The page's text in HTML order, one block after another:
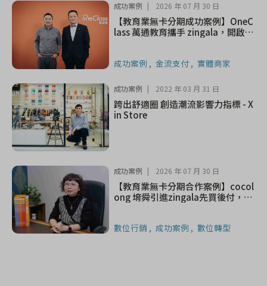
成功案例 2026 年 07 月 30 日
【教育業無卡分期成功案例】OneC
lass 萬通教育攜手 zingala，開啟先
成功案例 金流支付 實體商家
成功案例 2022 年 03 月 31 日
跨出舒適圈 創造潮流影響力指標 - X
in Store
成功案例 2026 年 07 月 30 日
【教育業無卡分期合作案例】cocol
ong 堉舜引進zingala先買後付，輕
數位行銷 成功案例 數位轉型